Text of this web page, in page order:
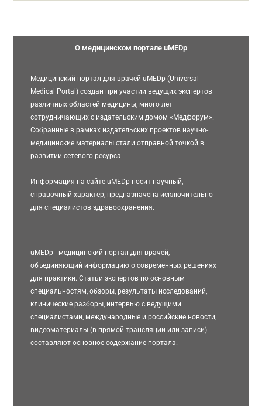
О медицинском портале uMEDp
Медицинский портал для врачей uMEDp (Universal
Medical Portal) создан при участии ведущих экспертов
различных областей медицины, много лет
сотрудничающих с издательским домом «Медфорум».
Собранные в рамках издательских проектов научно-
медицинские материалы стали отправной точкой в
развитии сетевого ресурса.
Информация на сайте uMEDp носит научный,
справочный характер, предназначена исключительно
для специалистов здравоохранения.
uMEDp - медицинский портал для врачей,
объединяющий информацию о современных решениях
для практики. Статьи экспертов по основным
специальностям, обзоры, результаты исследований,
клинические разборы, интервью с ведущими
специалистами, международные и российские новости,
видеоматериалы (в прямой трансляции или записи)
составляют основное содержание портала.